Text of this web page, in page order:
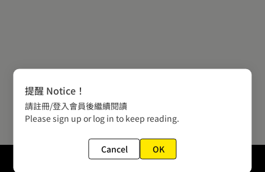
提醒 Notice！
請註冊/登入會員後繼續閱讀
Please sign up or log in to keep reading.
Cancel OK